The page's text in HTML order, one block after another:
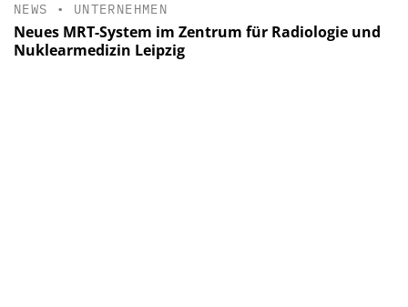
NEWS • UNTERNEHMEN
Neues MRT-System im Zentrum für Radiologie und
Nuklearmedizin Leipzig